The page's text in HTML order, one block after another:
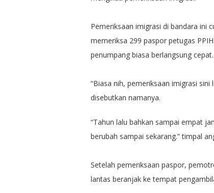
Pemeriksaan imigrasi di bandara ini
memeriksa 299 paspor petugas
penumpang biasa berlangsung cepat.
“Biasa nih, pemeriksaan imigrasi
disebutkan namanya.
“Tahun lalu bahkan sampai empat
berubah sampai sekarang.” timpal
Setelah pemeriksaan paspor,
lantas beranjak ke tempat